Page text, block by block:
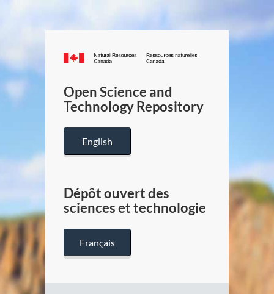
Canada.ca
/
Canada
Open Science and
Technology Repository
English
Dépôt ouvert des
sciences et technologie
Français